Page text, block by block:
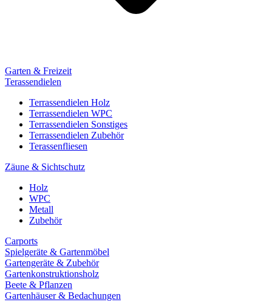
Garten & Freizeit
Terassendielen
Terrassendielen Holz
Terrassendielen WPC
Terrassendielen Sonstiges
Terrassendielen Zubehör
Terassenfliesen
Zäune & Sichtschutz
Holz
WPC
Metall
Zubehör
Carports
Spielgeräte & Gartenmöbel
Gartengeräte & Zubehör
Gartenkonstruktionsholz
Beete & Pflanzen
Gartenhäuser & Bedachungen